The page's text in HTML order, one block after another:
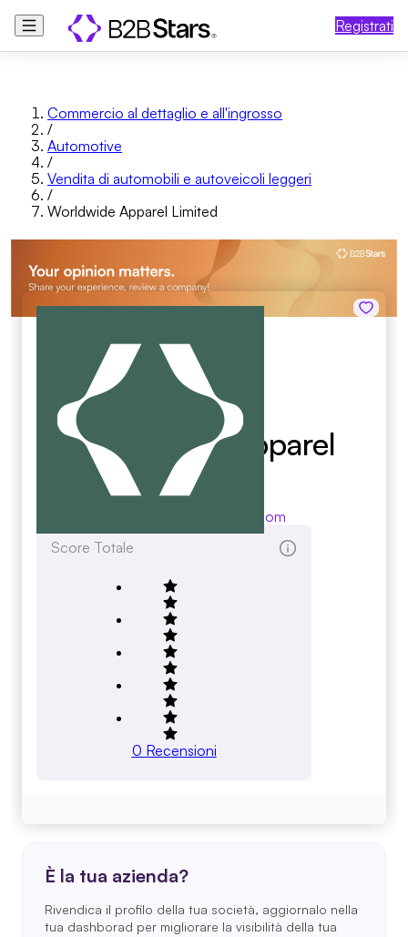
Registrati
Commercio al dettaglio e all'ingrosso
/
Automotive
/
Vendita di automobili e autoveicoli leggeri
/
Worldwide Apparel Limited
Worldwide Apparel
Limited
worldwideapparel.com
Score Totale
0 Recensioni
È la tua azienda?
Rivendica il profilo della tua società, aggiornalo nella
tua dashborad per migliorare la visibilità della tua